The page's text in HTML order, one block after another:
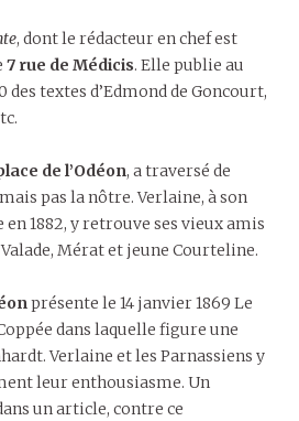
, dont le rédacteur en chef est
7 rue de Médicis. Elle publie au
des textes d’Edmond de Goncourt,
de l’Odéon, a traversé de
pas la nôtre. Verlaine, à son
1882, y retrouve ses vieux amis
Mérat et jeune Courteline.
présente le 14 janvier 1869 Le
dans laquelle figure une
Verlaine et les Parnassiens y
leur enthousiasme. Un
un article, contre ce